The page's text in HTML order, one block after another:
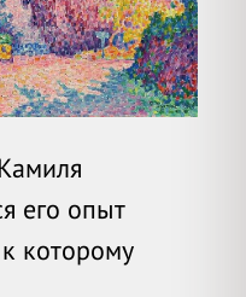
его опыт
которому